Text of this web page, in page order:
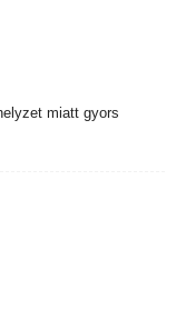
miatt gyors